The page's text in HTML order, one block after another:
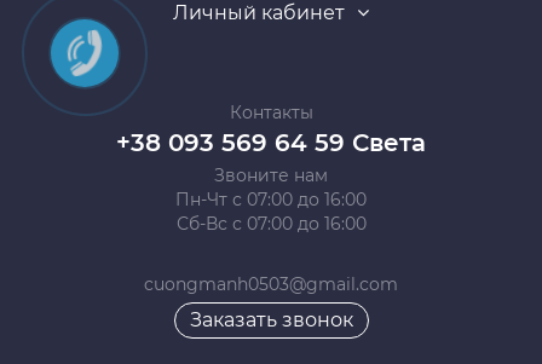
Личный кабинет
Контакты
+38 093 569 64 59 Света
Звоните нам
Пн-Чт с 07:00 до 16:00
Сб-Вс с 07:00 до 16:00
cuongmanh0503@gmail.com
Заказать звонок